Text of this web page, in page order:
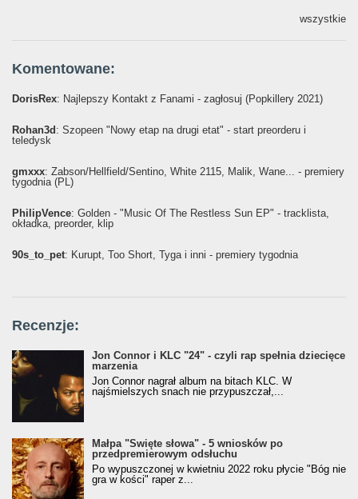
wszystkie
Komentowane:
DorisRex: Najlepszy Kontakt z Fanami - zagłosuj (Popkillery 2021)
Rohan3d : Szopeen "Nowy etap na drugi etat" - start preorderu i
teledysk
gmxxx: Żabson/Hellfield/Sentino, White 2115, Malik, Wane... - premiery
tygodnia (PL)
PhilipVence: Golden - "Music Of The Restless Sun EP" - tracklista,
okładka, preorder, klip
90s_to_pet: Kurupt, Too Short, Tyga i inni - premiery tygodnia
Recenzje:
Jon Connor i KLC "24" - czyli rap spełnia dziecięce
marzenia
Jon Connor nagrał album na bitach KLC. W
najśmielszych snach nie przypuszczał,...
Małpa "Święte słowa" - 5 wniosków po
przedpremierowym odsłuchu
Po wypuszczonej w kwietniu 2022 roku płycie "Bóg nie
gra w kości" raper z...